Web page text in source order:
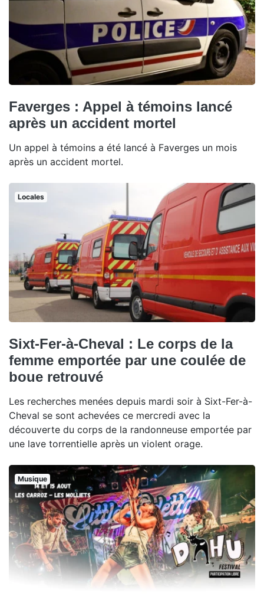
Faverges : Appel à témoins lancé
après un accident mortel
Un appel à témoins a été lancé à Faverges un mois
après un accident mortel.
Locales
Sixt-Fer-à-Cheval : Le corps de la
femme emportée par une coulée de
boue retrouvé
Les recherches menées depuis mardi soir à Sixt-Fer-à-
Cheval se sont achevées ce mercredi avec la
découverte du corps de la randonneuse emportée par
une lave torrentielle après un violent orage.
Musique